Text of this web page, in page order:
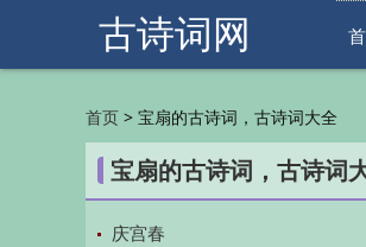
古诗词网
首页 > 宝扇的古诗词，古诗词大全
宝扇的古诗词，古诗词
庆宫春